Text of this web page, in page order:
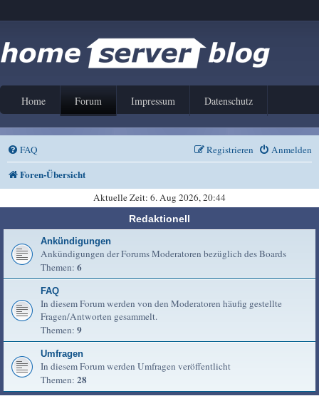
Home Forum Impressum Datenschutz
FAQ Anmelden
Registrieren
Foren-Übersicht
Aktuelle Zeit: 6. Aug 2026, 20:44
Redaktionell
Ankündigungen
Ankündigungen der Forums Moderatoren bezüglich des Boards
Themen: 6
FAQ
In diesem Forum werden von den Moderatoren häufig gestellte
Fragen/Antworten gesammelt.
Themen: 9
Umfragen
In diesem Forum werden Umfragen veröffentlicht
Themen: 28